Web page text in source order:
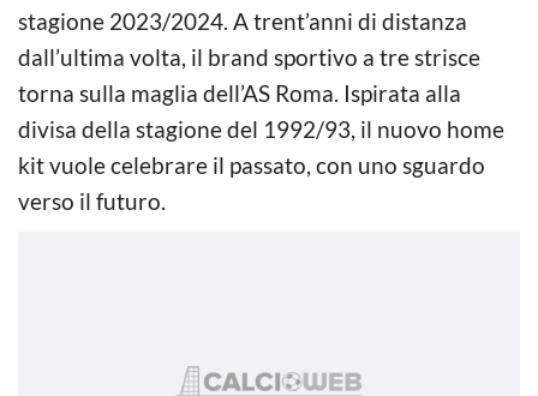
stagione 2023/2024. A trent’anni di distanza
dall’ultima volta, il brand sportivo a tre strisce
torna sulla maglia dell’AS Roma. Ispirata alla
divisa della stagione del 1992/93, il nuovo home
kit vuole celebrare il passato, con uno sguardo
verso il futuro.